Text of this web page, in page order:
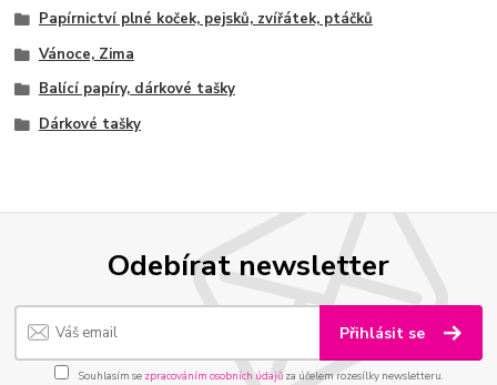
Papírnictví plné koček, pejsků, zvířátek, ptáčků
Vánoce, Zima
Balící papíry, dárkové tašky
Dárkové tašky
Odebírat newsletter
Přihlásit se
Souhlasím se zpracováním osobních údajůza účelem rozesílky newsletteru.